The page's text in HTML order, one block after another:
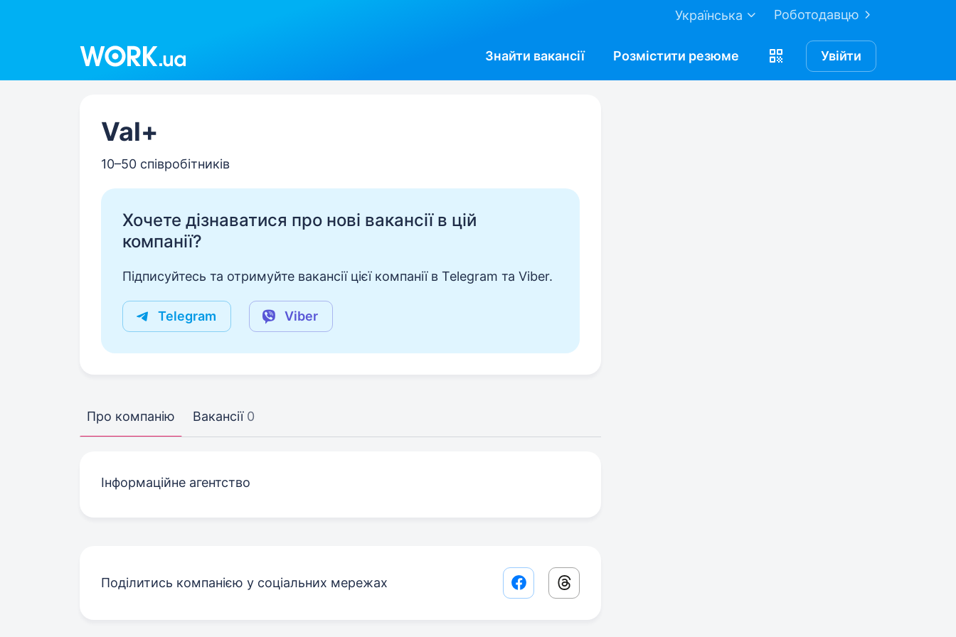
Роботодавцю
Українська
Знайти вакансії Розмістити резюме Увійти
Val+
10–50 співробітників
Хочете дізнаватися про нові вакансії в цій
компанії?
Підписуйтесь та отримуйте вакансії цієї компанії в Telegram та Viber.
Telegram Viber
Про компанію Вакансії 0
Інформаційне агентство
Поділитись компанією у соціальних мережах Facebook share link
Threads share link